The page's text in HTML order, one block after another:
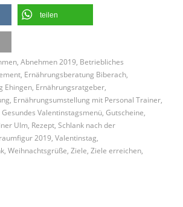
teilen
, Abnehmen 2019 Betriebliches
, Ernährungsberatung Biberach,
Ehingen, Ernährungsratgeber,
Ernährungsumstellung mit Personal Trainer,
Gesundes Valentinstagsmenü, Gutscheine
Ulm Rezept, Schlank nach der
2019 Valentinstag
, Weihnachtsgrüße Ziele Ziele erreichen,